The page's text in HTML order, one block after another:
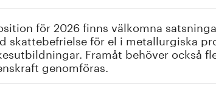
för 2026 finns välkomna
för el i metallurgiska
Framåt behöver också
genomföras.